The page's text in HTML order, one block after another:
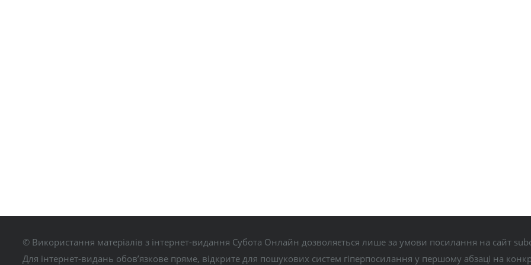
© Використання матеріалів з інтернет-видання Субота Онлайн дозволяється лише за умови посилання на сайт
Для інтернет-видань обов’язкове пряме, відкрите для пошукових систем гіперпосилання у першому абзаці на